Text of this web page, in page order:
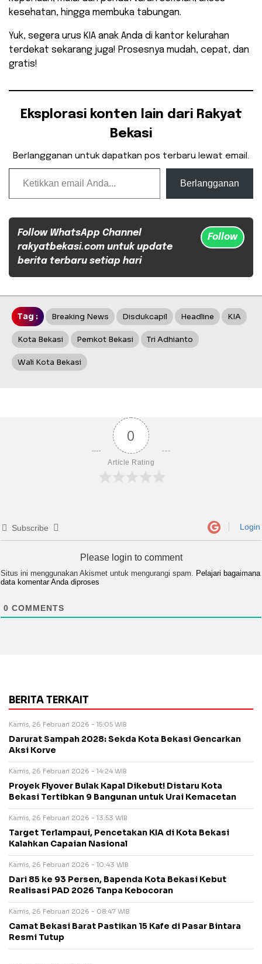
kesehatan, hingga membuka tabungan.
Yuk, segera urus KIA anak Anda di kantor kelurahan
terdekat sekarang juga! Prosesnya mudah, cepat, dan
gratis!
Eksplorasi konten lain dari Rakyat
Bekasi
Berlangganan untuk dapatkan pos terbaru lewat email.
Ketikkan email Anda...
Berlangganan
Follow WhatsApp Channel
rakyatbekasi.com untuk update
berita terbaru setiap hari
Follow
Tag : Breaking News Disdukcapil Headline KIA
Kota Bekasi Pemkot Bekasi Tri Adhianto
Wali Kota Bekasi
0
Article Rating
Subscribe Login
Please login to comment
Situs ini menggunakan Akismet untuk mengurangi spam.
Pelajari bagaimana
data komentar Anda diproses
0 COMMENTS
BERITA TERKAIT
Kamis, 26 Februari 2026 - 15:05 WIB
Darurat Sampah 2028: Sekda Kota Bekasi Gencarkan
Aksi Korve
Kamis, 26 Februari 2026 - 14:24 WIB
Proyek Flyover Bulak Kapal Dikebut! Distaru Kota
Bekasi Tertibkan 9 Bangunan untuk Urai Kemacetan
Kamis, 26 Februari 2026 - 13:53 WIB
Target Terlampaui, Pencetakan KIA di Kota Bekasi
Kalahkan Capaian Nasional
Kamis, 26 Februari 2026 - 10:43 WIB
Dari 85 ke 93 Persen, Bapenda Kota Bekasi Kebut
Realisasi PAD 2026 Tanpa Kebocoran
Kamis, 26 Februari 2026 - 08:47 WIB
Camat Bekasi Barat Pastikan 15 Kafe di Pasar Bintara
Resmi Tutup